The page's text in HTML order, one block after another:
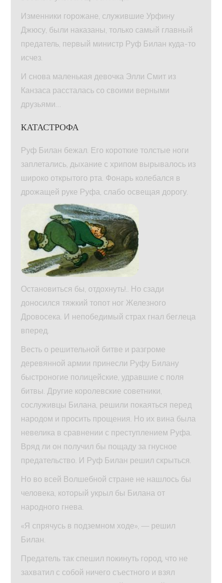
Изменники горожане, служившие Урфину
Джюсу, были наказаны, только самый главный
предатель, первый министр Руф Билан куда-то
исчез.
И снова маленькая девочка Элли Смит из
Канзаса рассталась со своими верными
друзьями…
КАТАСТРОФА
Руф Билан бежал. Его короткие толстые ноги
заплетались, дыхание с хрипом вырывалось из
широко открытого рта. Фонарь колебался в
дрожащей руке Руфа, слабо освещая дорогу.
Остановиться бы, отдохнуть!.. Но сзади
доносился тяжкий топот ног Железного
Дровосека. И непобедимый страх гнал беглеца
вперед.
Весть о решительной битве и разгроме
деревянной армии принесли Руфу Билану
быстроногие полицейские, удравшие с поля
битвы. Другие королевские советники,
сослуживцы Билана, решили покаяться перед
народом и просить прощения. Но их вина была
невелика в сравнении с преступлением Руфа.
Вряд ли он получил бы пощаду за гнусное
предательство. И Руф Билан решил скрыться.
Но во всей Волшебной стране не нашлось бы
человека, который укрыл бы Билана от
народного гнева.
«Я спрячусь в подземном ходе», — решил
Билан.
Предатель так спешил покинуть город, что не
захватил с собой ничего съестного и взял